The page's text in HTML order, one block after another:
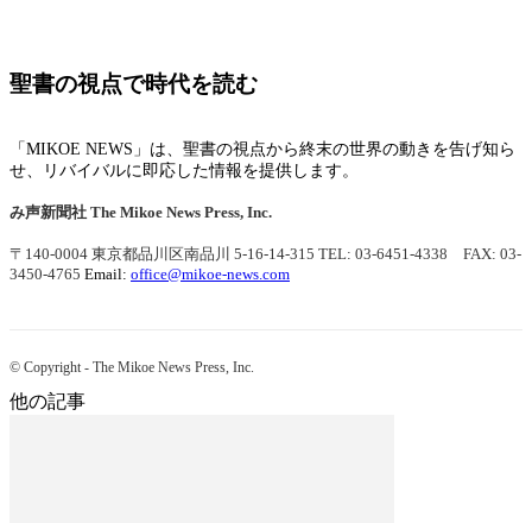
聖書の視点で時代を読む
「MIKOE NEWS」は、聖書の視点から終末の世界の動きを告げ知ら
せ、リバイバルに即応した情報を提供します。
み声新聞社 The Mikoe News Press, Inc.
〒140-0004 東京都品川区南品川 5-16-14-315 TEL: 03-6451-4338 FAX: 03-
3450-4765 Email: office@mikoe-news.com
© Copyright - The Mikoe News Press, Inc.
他の記事